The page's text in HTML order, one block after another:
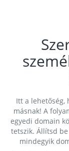
Itt a lehetőség,
másnak! A
egyedi domain
tetszik. Állítsd
mindegyik